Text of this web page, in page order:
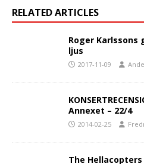
RELATED ARTICLES
Roger Karlssons
ljus
2017-11-09
Annexet – 22/4
2014-02-25
The Hellacopters